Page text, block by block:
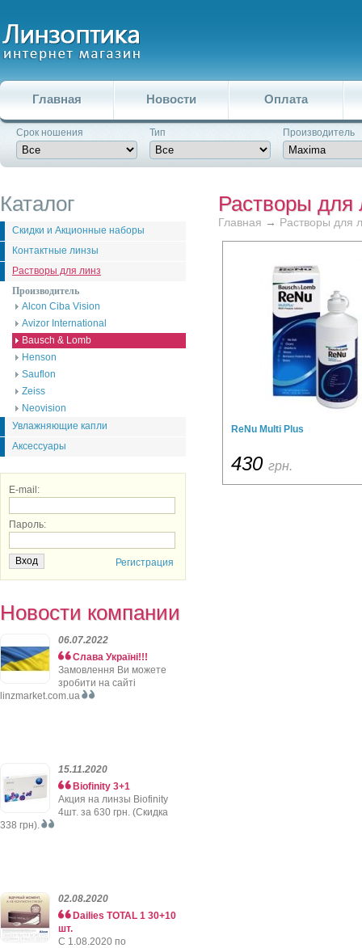
Главная Новости Оплата
Срок ношения Тип Производитель
Каталог
Скидки и Акционные наборы
Контактные линзы
Растворы для линз
Производитель
Alcon Ciba Vision
Avizor International
Bausch & Lomb
Henson
Sauflon
Zeiss
Neovision
Увлажняющие капли
Аксессуары
E-mail:
Пароль:
Регистрация
Новости компании
06.07.2022
Слава Україні!!!
Замовлення Ви можете
зробити на сайті
linzmarket.com.ua
15.11.2020
Biofinity 3+1
Акция на линзы Biofinity
4шт. за 630 грн. (Скидка
338 грн).
02.08.2020
Dailies TOTAL 1 30+10
шт.
C 1.08.2020 по
Растворы для
Главная → Растворы для
ReNu Multi Plus
430 грн.